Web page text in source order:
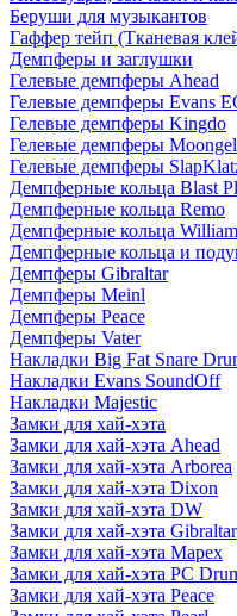
Беруши для музыкантов
Гаффер тейп (Тканевая
Демпферы и заглушки
Гелевые демпферы Ahead
Гелевые демпферы Evans
Гелевые демпферы Kingdo
Гелевые демпферы
Гелевые демпферы
Демпферные кольца Blast
Демпферные кольца Remo
Демпферные кольца
Демпферные кольца и
Демпферы Gibraltar
Демпферы Meinl
Демпферы Peace
Демпферы Vater
Накладки Big Fat Snare
Накладки Evans SoundOff
Накладки Majestic
Замки для хай-хэта
Замки для хай-хэта Ahead
Замки для хай-хэта Arborea
Замки для хай-хэта Dixon
Замки для хай-хэта DW
Замки для хай-хэта Gibraltar
Замки для хай-хэта Mapex
Замки для хай-хэта PC
Замки для хай-хэта Peace